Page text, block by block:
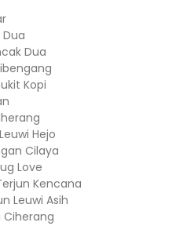
Dua
Kopi
Hejo
Cilaya
Love
Kencana
Leuwi Asih
Ciherang